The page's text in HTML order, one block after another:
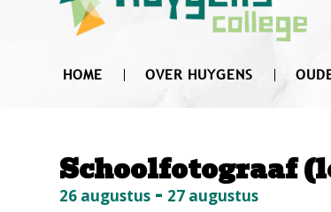
HOME OVER HUYGENS
Schoolfotograaf
26 augustus - 27 augustus